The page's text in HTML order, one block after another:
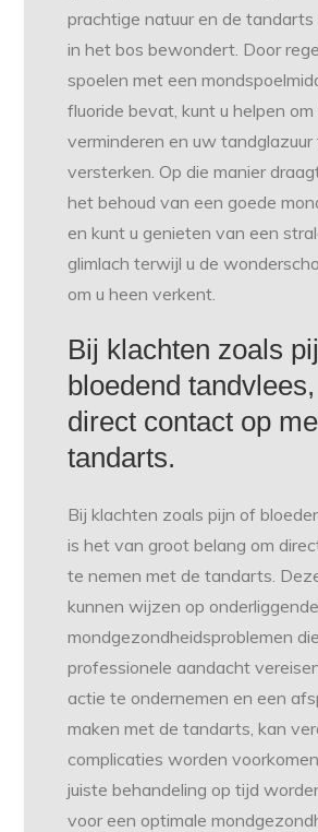
prachtige natuur en de
in het bos bewondert. Door
spoelen met een
fluoride bevat, kunt u helpen
verminderen en uw tandglazuur
versterken. Op die manier
het behoud van een goede
en kunt u genieten van een
glimlach terwijl u de
om u heen verkent.
Bij klachten zoals
bloedend
direct contact op
tandarts.
Bij klachten zoals pijn of
is het van groot belang om
te nemen met de tandarts.
kunnen wijzen op onderliggende
mondgezondheidsproblemen die
professionele aandacht
actie te ondernemen en een
maken met de tandarts, kan
complicaties worden
juiste behandeling op tijd
voor een optimale